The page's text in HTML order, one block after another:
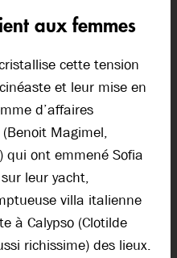
aux femmes
cette tension
et leur mise en
d’affaires
Magimel,
qui ont emmené Sofia
leur yacht,
villa italienne
à Calypso (Clotilde
richissime) des lieux.